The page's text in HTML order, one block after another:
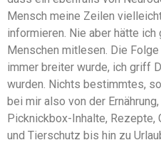
Mensch meine Zeilen
informieren. Nie aber hätte
Menschen mitlesen. Die
immer breiter wurde, ich griff
wurden. Nichts bestimmtes,
bei mir also von der
Picknickbox-Inhalte, Rezepte,
und Tierschutz bis hin zu